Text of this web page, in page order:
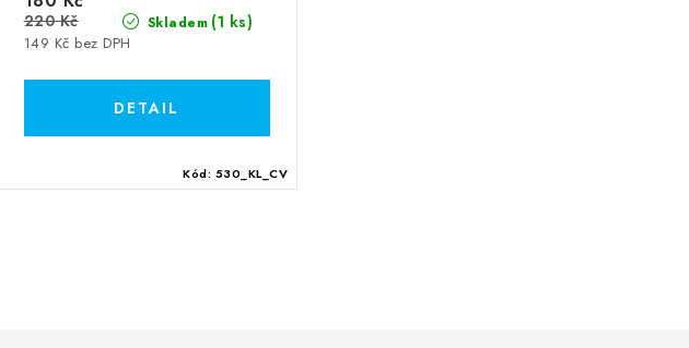
Skladem (1 ks)
149 Kč bez DPH
220 Kč
Kód: 530_KL_CV